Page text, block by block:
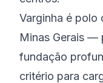
Varginha é polo
Minas Gerais —
fundação
critério para